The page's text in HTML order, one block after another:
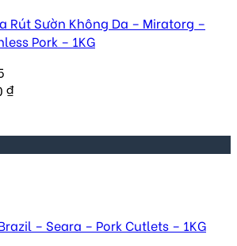
Rút Sườn Không Da – Miratorg –
Pork – 1KG
₫
– Seara – Pork Cutlets – 1KG